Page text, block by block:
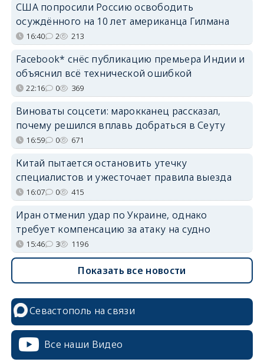
США попросили Россию освободить
осуждённого на 10 лет американца Гилмана
16:40 2 213
Facebook* снёс публикацию премьера Индии и
объяснил всё технической ошибкой
22:16 0 369
Виноваты соцсети: марокканец рассказал,
почему решился вплавь добраться в Сеуту
16:59 0 671
Китай пытается остановить утечку
специалистов и ужесточает правила выезда
16:07 0 415
Иран отменил удар по Украине, однако
требует компенсацию за атаку на судно
15:46 3 1196
Показать все новости
Севастополь на связи
Все наши Видео